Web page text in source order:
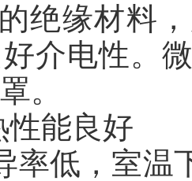
绝缘材料
介电性。
。
性能良好
率低，室温